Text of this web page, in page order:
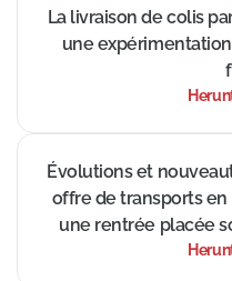
La livraison de colis
une
Évolutions et
offre de transports
une rentrée placée